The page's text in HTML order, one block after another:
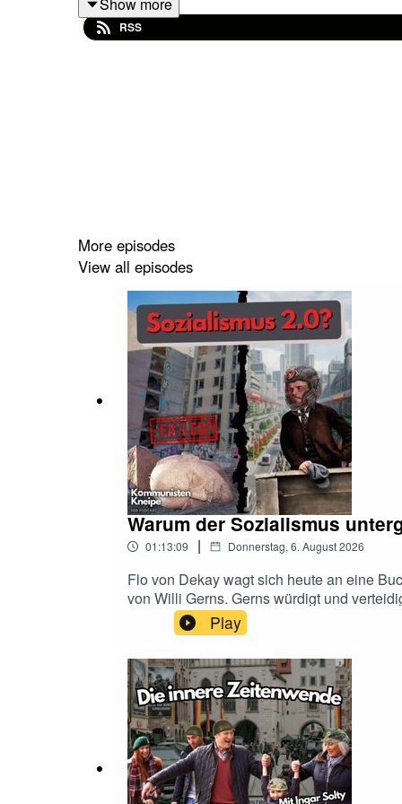
👉 Jetzt reinhören auf Spotify, YouTube & Co.
RSS
More episodes
View all episodes
Warum der Sozialismus
01:13:09 | Donnerstag, 6. August 2026
Flo von Dekay wagt sich heute an eine
von Willi Gerns. Gerns würdigt und
seinen Problemen und Fehlern des
der sozialistischen Idee verstanden
Gesellschaft müsse demokratischer
welchen tatsächlichen politischen Einfluss
war. Gerns beschäftigt sich deshalb mit
früherer Modelle überwindet. Seine
Doch gerade das macht die Lektüre
Unterstützung unserer Arbeit:• Paypal:
Play